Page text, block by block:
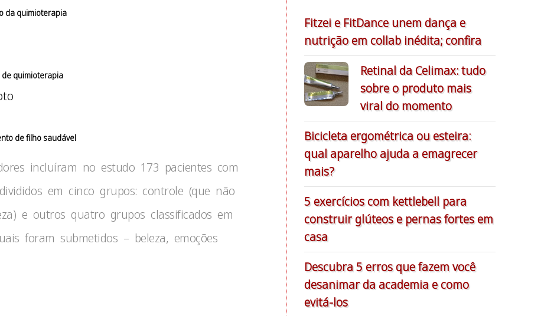
da quimioterapia
de quimioterapia
de filho saudável
incluíram no estudo 173 pacientes com
em cinco grupos: controle (que não
e outros quatro grupos classificados em
foram submetidos – beleza, emoções
Fitzei e FitDance unem dança e
nutrição em collab inédita; confira
Retinal da Celimax: tudo
sobre o produto mais
viral do momento
Bicicleta ergométrica ou esteira:
qual aparelho ajuda a emagrecer
mais?
5 exercícios com kettlebell para
construir glúteos e pernas fortes em
casa
Descubra 5 erros que fazem você
desanimar da academia e como
evitá-los